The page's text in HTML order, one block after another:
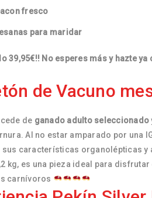
fresco
para maridar
39,95€!! No esperes más y hazte ya
de Vacuno
de ganado adulto seleccionado
Al no estar amparado por una
sus características organolépticas y
kg, es una pieza ideal para disfrutar
carnívoros